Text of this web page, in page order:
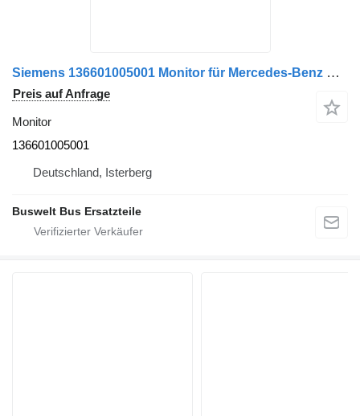
Siemens 136601005001 Monitor für Mercedes-Benz Citaro Bus
Preis auf Anfrage
Monitor
136601005001
Deutschland, Isterberg
Buswelt Bus Ersatzteile